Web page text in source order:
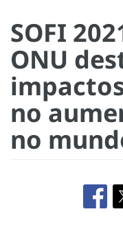
SOFI
ONU
no
no